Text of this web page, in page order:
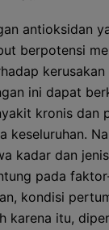
antioksidan
berpotensi
ini dapat
kronis dan
keseluruhan.
kadar dan
pada
kondisi
karena itu,